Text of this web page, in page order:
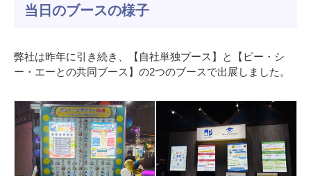
当日のブースの様子
弊社は昨年に引き続き、【自社単独ブース】と【ピー・シ
ー・エーとの共同ブース】の2つのブースで出展しました。